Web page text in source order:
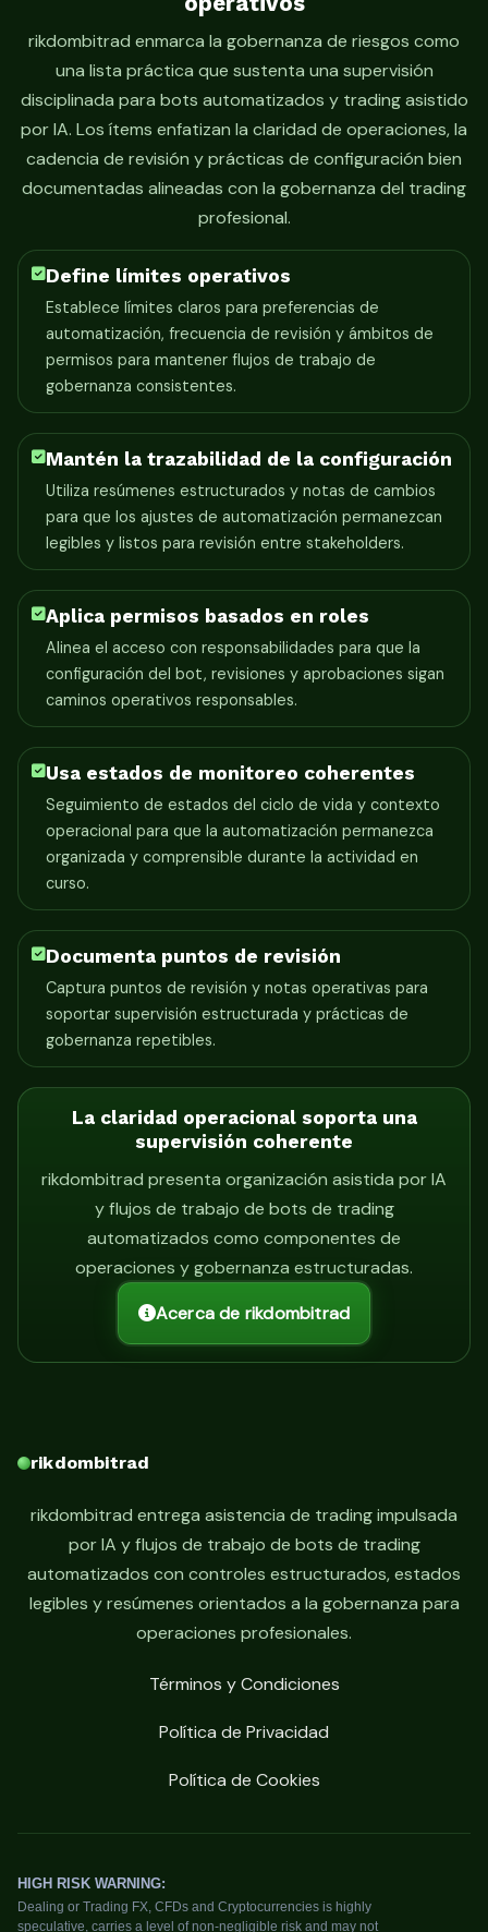
rikdombitrad enmarca la gobernanza de riesgos como
una lista práctica que sustenta una supervisión
disciplinada para bots automatizados y trading asistido
por IA. Los ítems enfatizan la claridad de operaciones, la
cadencia de revisión y prácticas de configuración bien
documentadas alineadas con la gobernanza del trading
profesional.
Define límites operativos
Establece límites claros para preferencias de
automatización, frecuencia de revisión y ámbitos de
permisos para mantener flujos de trabajo de
gobernanza consistentes.
Mantén la trazabilidad de la configuración
Utiliza resúmenes estructurados y notas de cambios
para que los ajustes de automatización permanezcan
legibles y listos para revisión entre stakeholders.
Aplica permisos basados en roles
Alinea el acceso con responsabilidades para que la
configuración del bot, revisiones y aprobaciones sigan
caminos operativos responsables.
Usa estados de monitoreo coherentes
Seguimiento de estados del ciclo de vida y contexto
operacional para que la automatización permanezca
organizada y comprensible durante la actividad en
curso.
Documenta puntos de revisión
Captura puntos de revisión y notas operativas para
soportar supervisión estructurada y prácticas de
gobernanza repetibles.
La claridad operacional soporta una
supervisión coherente
rikdombitrad presenta organización asistida por IA
y flujos de trabajo de bots de trading
automatizados como componentes de
operaciones y gobernanza estructuradas.
Acerca de rikdombitrad
rikdombitrad
rikdombitrad entrega asistencia de trading impulsada
por IA y flujos de trabajo de bots de trading
automatizados con controles estructurados, estados
legibles y resúmenes orientados a la gobernanza para
operaciones profesionales.
Términos y Condiciones
Política de Privacidad
Política de Cookies